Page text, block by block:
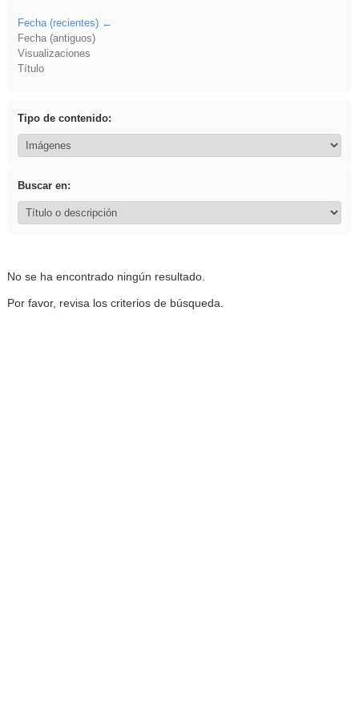
Fecha (recientes)
Fecha (antiguos)
Visualizaciones
Título
Tipo de contenido:
Buscar en:
No se ha encontrado ningún resultado.
Por favor, revisa los criterios de búsqueda.